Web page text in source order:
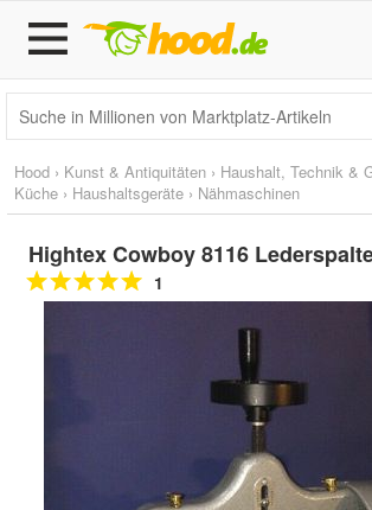
Hood › Kunst & Antiquitäten › Haushalt, Technik &
Küche › Haushaltsgeräte › Nähmaschinen
Hightex Cowboy 8116
1